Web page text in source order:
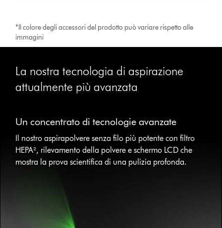
*Il colore degli accessori del prodotto può variare rispetto alle
immagini
La nostra tecnologia di aspirazione
attualmente più avanzata
carousel
slides.
Un concentrato di tecnologie avanzate
Il nostro aspirapolvere senza filo più potente con filtro
HEPA², rilevamento della polvere e schermo LCD che
mostra la prova scientifica di una pulizia profonda.